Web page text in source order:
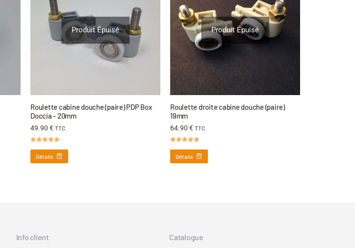
Produit Épuisé
Roulette cabine douche (paire) PDP Box
Doccia - 20mm
49.90 € TTC
Détails
Produit Épuisé
Roulette droite cabine douche (paire)
19mm
64.90 € TTC
Détails
Info client Catalogue